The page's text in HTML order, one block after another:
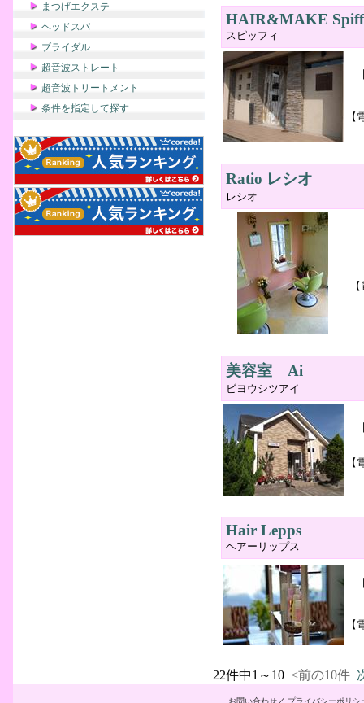
まつげエクステ
ヘッドスパ
ブライダル
超音波ストレート
超音波トリートメント
条件を指定して探す
HAIR&MAKE
スピッフィ
【
Ratio レシオ
レシオ
美容室 Ai
ビヨウシツアイ
【
Hair Lepps
ヘアーリップス
【
22件中1～10 <前の10件
お問い合わせ／ プライバシーポリシ